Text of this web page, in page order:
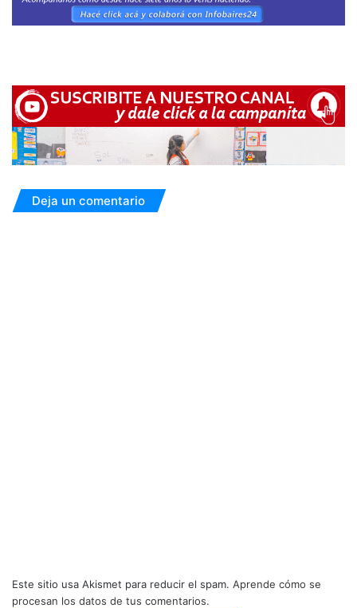
Deja un comentario
Este sitio usa Akismet para reducir el spam. Aprende cómo se
procesan los datos de tus comentarios.